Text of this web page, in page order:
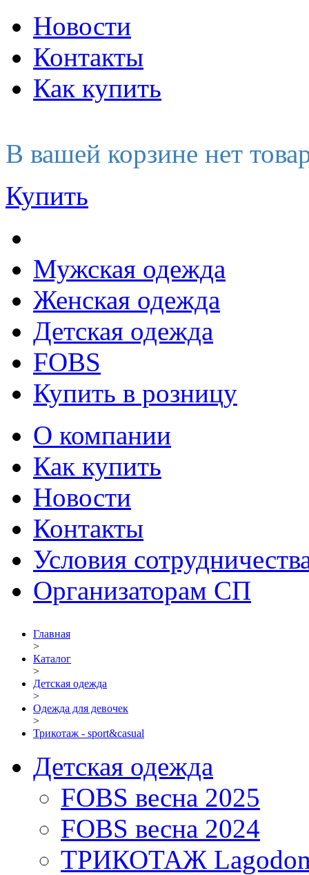
Новости
Контакты
Как купить
В вашей корзине нет
Купить
Мужская одежда
Женская одежда
Детская одежда
FOBS
Купить в розницу
О компании
Как купить
Новости
Контакты
Условия
Организаторам СП
Главная
>
Каталог
>
Детская одежда
>
Одежда для девочек
>
Трикотаж - sport&casual
Детская одежда
FOBS весна 2025
FOBS весна 2024
ТРИКОТАЖ